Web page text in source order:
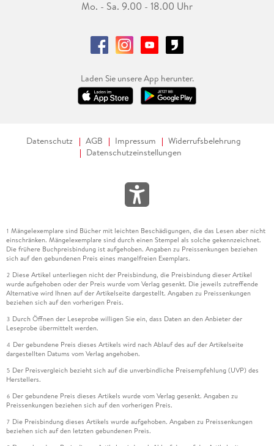
Mo. - Sa. 9.00 - 18.00 Uhr
Laden Sie unsere App herunter.
Datenschutz AGB Impressum
Widerrufsbelehrung
Datenschutzeinstellungen
1 Mängelexemplare sind Bücher mit leichten Beschädigungen, die das Lesen aber nicht
einschränken. Mängelexemplare sind durch einen Stempel als solche gekennzeichnet.
Die frühere Buchpreisbindung ist aufgehoben. Angaben zu Preissenkungen beziehen
sich auf den gebundenen Preis eines mangelfreien Exemplars.
2 Diese Artikel unterliegen nicht der Preisbindung, die Preisbindung dieser Artikel
wurde aufgehoben oder der Preis wurde vom Verlag gesenkt. Die jeweils zutreffende
Alternative wird Ihnen auf der Artikelseite dargestellt. Angaben zu Preissenkungen
beziehen sich auf den vorherigen Preis.
3 Durch Öffnen der Leseprobe willigen Sie ein, dass Daten an den Anbieter der
Leseprobe übermittelt werden.
4 Der gebundene Preis dieses Artikels wird nach Ablauf des auf der Artikelseite
dargestellten Datums vom Verlag angehoben.
5 Der Preisvergleich bezieht sich auf die unverbindliche Preisempfehlung (UVP) des
Herstellers.
6 Der gebundene Preis dieses Artikels wurde vom Verlag gesenkt. Angaben zu
Preissenkungen beziehen sich auf den vorherigen Preis.
7 Die Preisbindung dieses Artikels wurde aufgehoben. Angaben zu Preissenkungen
beziehen sich auf den letzten gebundenen Preis.